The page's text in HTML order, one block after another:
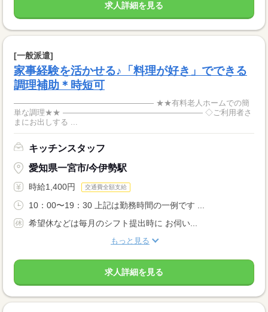
求人詳細を見る
[一般派遣]
家事経験を活かせる♪「料理が好き」でできる
調理補助＊時短可
―――――――――――――――――― ★★有料老人ホームでの簡
単な調理★★ ―――――――――――――――――― ◇ご利用者さ
まにお出しする ...
キッチンスタッフ
愛知県一宮市/今伊勢駅
時給1,400円 交通費全額支給
10：00〜19：30 上記は勤務時間の一例です ...
希望休などは毎月のシフト提出時に お伺い...
もっと見る
求人詳細を見る